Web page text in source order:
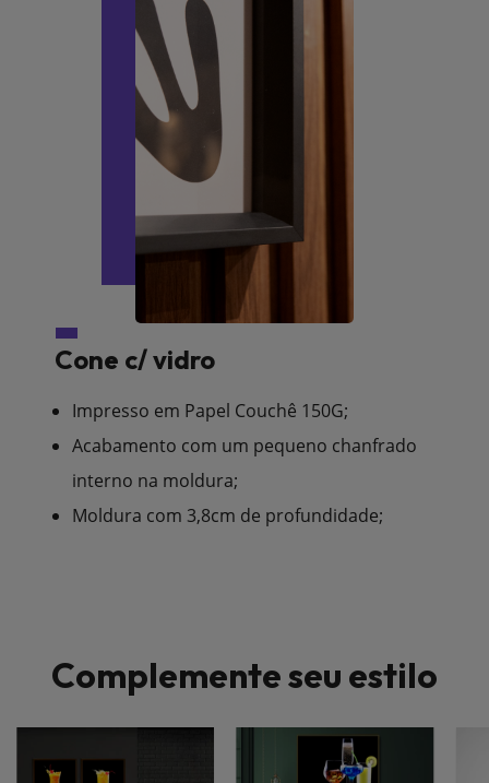
Cone c/ vidro
Impresso em Papel Couchê 150G;
Acabamento com um pequeno chanfrado
interno na moldura;
Moldura com 3,8cm de profundidade;
Complemente seu estilo